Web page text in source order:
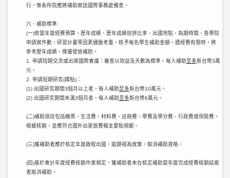
行，惟系所院應將補助案送國際事務處備查。
六、補助標準:
(一)依當年度經費預算、歷年成績、歷年成績班排比率、出國地點、為期時間、各學院
申請案件數、研習計畫等因素通盤考量，核予每名學生補助金額。遇經費有限時，將
參考歷年成績，擇優發放補助。
1. 申請短期交流或出席國際會議：審查以效益及天數為標準，每人補助至多新台幣3萬
元。
2. 申請短期研究(蹲點)：
(1) 出國研究期間3個月以上者，每人補助至多新台幣10萬元。
(2) 出國研究期間未滿3個月者，每人補助至多新台幣6萬元。
(二)補助項目包括機票、生活費、材料費、註冊費、學費及學分費、行政費或保險費，
檢據核銷，並應符合國外出差旅費報支要點規範。
(三)獲補助者應於核定年度啟程出國，逾期視為放棄，取消補助資格。
(四)基於會計年度經費核銷作業規定，獲補助者未在核定補助當年度完成經費核銷結案
者取消補助。